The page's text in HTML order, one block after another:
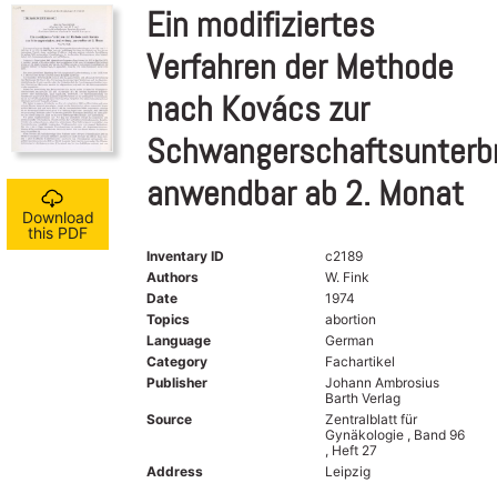
Download
this PDF
Ein modifiziertes
Verfahren der Methode
nach Kovács zur
anwendbar ab 2. Monat
Inventary ID
c2189
Authors
W. Fink
Date
1974
Topics
abortion
Language
German
Category
Fachartikel
Publisher
Johann Ambrosius
Barth Verlag
Source
Zentralblatt für
Gynäkologie , Band 96
, Heft 27
Address
Leipzig